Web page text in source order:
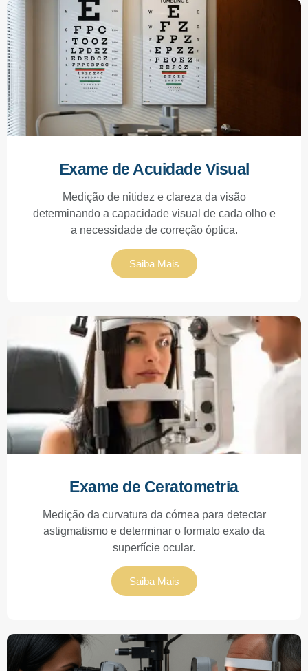
Exame de Acuidade Visual
Medição de nitidez e clareza da visão
determinando a capacidade visual de cada olho e
a necessidade de correção óptica.
Saiba Mais
Exame de Ceratometria
Medição da curvatura da córnea para detectar
astigmatismo e determinar o formato exato da
superfície ocular.
Saiba Mais